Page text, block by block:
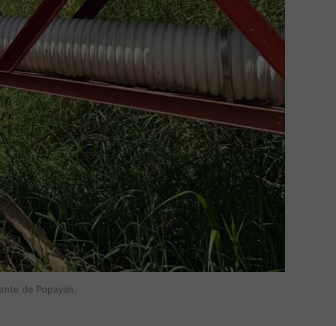
de Popayán.